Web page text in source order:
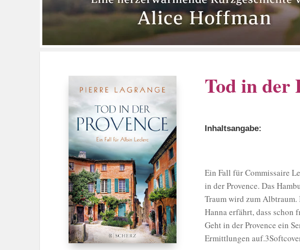
Tod in der
Inhaltsangabe:
Ein Fall für Commissaire
in der Provence. Das
Traum wird zum Albtraum.
Hanna erfährt, dass schon
Geht in der Provence ein
Ermittlungen